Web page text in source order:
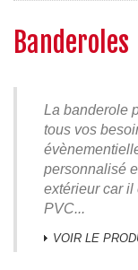
Banderoles
La banderole
tous vos
personnalisé
extérieur car il
PVC...
VOIR LE